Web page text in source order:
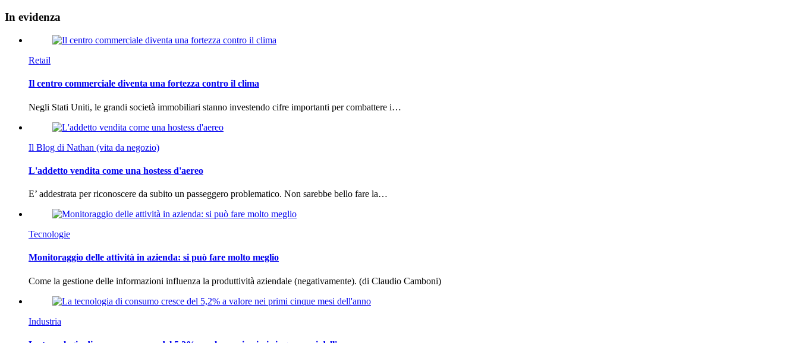
In evidenza
Retail
Il centro commerciale diventa una fortezza contro il clima
Negli Stati Uniti, le grandi società immobiliari stanno investendo cifre importanti per combattere i…
Il Blog di Nathan (vita da negozio)
L'addetto vendita come una hostess d'aereo
E’ addestrata per riconoscere da subito un passeggero problematico. Non sarebbe bello fare la…
Tecnologie
Monitoraggio delle attività in azienda: si può fare molto meglio
Come la gestione delle informazioni influenza la produttività aziendale (negativamente). (di Claudio Camboni)
Industria